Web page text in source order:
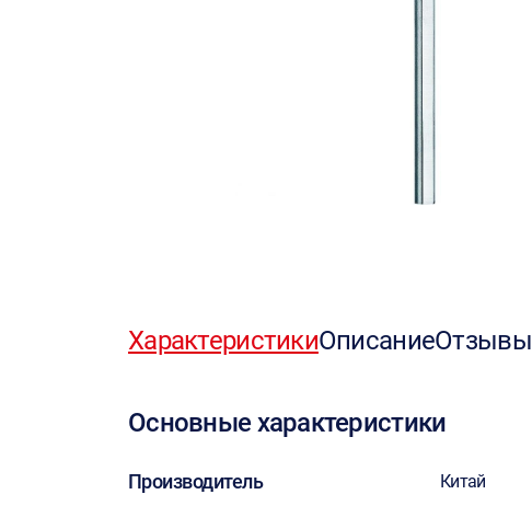
ХарактеристикиОписаниеОтзывы
Основные характеристики
Производитель Китай